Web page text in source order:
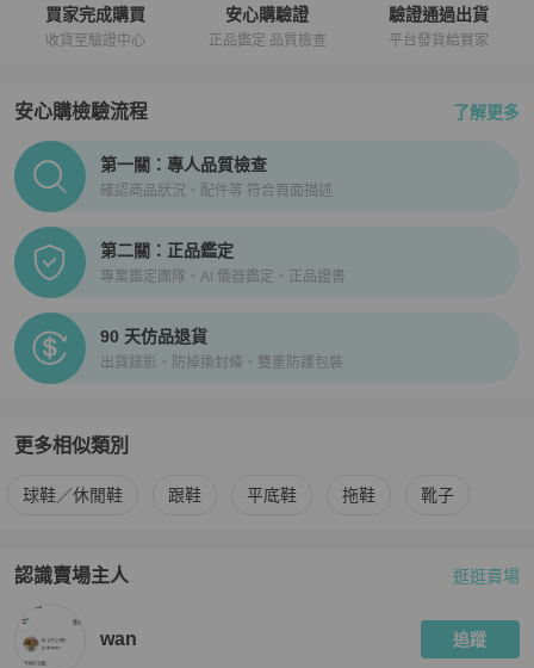
買家完成購買
收貨至驗證中心
安心購驗證
正品鑑定 品質檢查
驗證通過出貨
平台發貨給買家
安心購檢驗流程 了解更多
PopChill拍拍圈正品驗證、安心購檢驗流程介紹
第一關：專人品質檢查
確認商品狀況、配件等 符合頁面描述
第二關：正品鑑定
專業鑑定團隊、AI 儀器鑑定、正品證書
90 天仿品退貨
出貨錄影、防掉換封條、雙重防護包裝
更多相似類別
更多女鞋相似商品推薦
球鞋／休閒鞋 跟鞋 平底鞋 拖鞋 靴子
認識賣場主人
PopChill 拍拍圈嚴選賣家
逛逛賣場
wan 追蹤